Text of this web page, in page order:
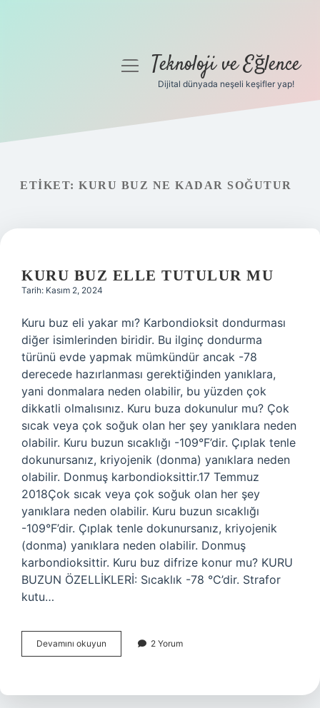
Gizlilik Politikası
menüyüTeknoloji ve Eğlence
Dijital dünyada neşeli keşifler yap!
ETIKET: KURU BUZ NE KADAR SOĞUTUR
KURU BUZ ELLE TUTULUR MU
Tarih: Kasım 2, 2024
Kuru buz eli yakar mı? Karbondioksit dondurması
diğer isimlerinden biridir. Bu ilginç dondurma
türünü evde yapmak mümkündür ancak -78
derecede hazırlanması gerektiğinden yanıklara,
yani donmalara neden olabilir, bu yüzden çok
dikkatli olmalısınız. Kuru buza dokunulur mu? Çok
sıcak veya çok soğuk olan her şey yanıklara neden
olabilir. Kuru buzun sıcaklığı -109°F’dir. Çıplak tenle
dokunursanız, kriyojenik (donma) yanıklara neden
olabilir. Donmuş karbondioksittir.17 Temmuz
2018Çok sıcak veya çok soğuk olan her şey
yanıklara neden olabilir. Kuru buzun sıcaklığı
-109°F’dir. Çıplak tenle dokunursanız, kriyojenik
(donma) yanıklara neden olabilir. Donmuş
karbondioksittir. Kuru buz difrize konur mu? KURU
BUZUN ÖZELLİKLERİ: Sıcaklık -78 °C’dir. Strafor
kutu…
Devamını okuyun
Buz
Mu
2 Yorum